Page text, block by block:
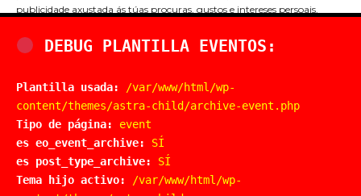
publicidade axustada ás túas procuras, gustos e intereses persoais.
configuralas ou rechazar o seu uso clicando no apartado
CONFIGURACIÓN DE COOKIES. Se queres máis información, consulta
Aceptar
Denegar
Ver preferencias
36680 A Estrada – Pontevedra
info@aestrada.gal
Facebook
Youtube-
Instagram
Compromiso coa Protección de Datos
Política de Cookies
DEBUG PLANTILLA EVENTOS:
Plantilla usada:
/var/www/html/wp-
content/themes/astra-child/archive-event.php
Tipo de página:
event
es eo_event_archive:
SÍ
es post_type_archive:
SÍ
Tema hijo activo:
/var/www/html/wp-